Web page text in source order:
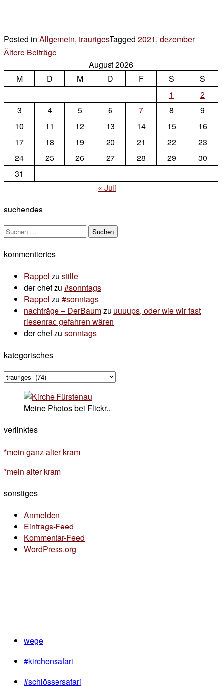
Posted in Allgemein, traurigesTagged 2021, dezemberLeave
on
heute
Beitragsnavigation
Ältere Beiträge
August 2026
M
D M D F S
S
1
2
3
4 5 6 7 8
9
10
11 12 13 14 15
16
17
18 19 20 21 22
23
24
25 26 27 28 29
30
31
« Juli
suchendes
Suchen
kommentiertes
Rappel zu stille
der chefzu #sonntags
Rappel zu #sonntags
nachträge – DerBaumzu uuuups, oder wie wir fast
riesenrad gefahren wären
der chefzu sonntags
kategorisches
kategorisches
Meine Photos bei Flickr...
verlinktes
*mein ganz alter kram
*mein alter kram
sonstiges
Anmelden
Eintrags-Feed
Kommentar-Feed
WordPress.org
wege
#kirchensafari
#schlössersafari